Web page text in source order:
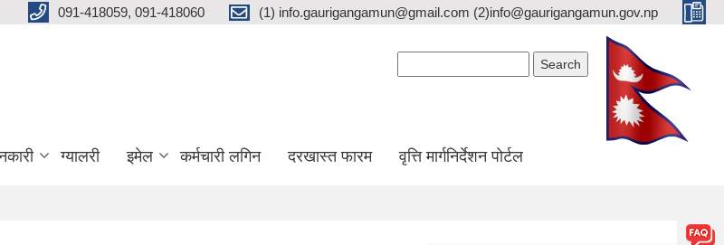
091-418059, 091-418060 (1) info.gaurigangamun@gmail.com (2)info@gaurigangamun.gov.np
ग्यालरी इमेल कर्मचारी लगिन दरखास्त फारम वृत्ति मार्गनिर्देशन पोर्टल